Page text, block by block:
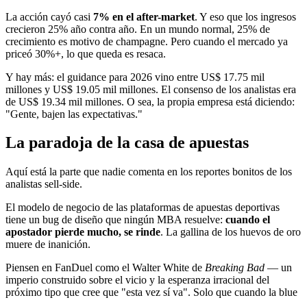
La acción cayó casi 7% en el after-market. Y eso que los ingresos
crecieron 25% año contra año. En un mundo normal, 25% de
crecimiento es motivo de champagne. Pero cuando el mercado ya
priceó 30%+, lo que queda es resaca.
Y hay más: el guidance para 2026 vino entre US$ 17.75 mil
millones y US$ 19.05 mil millones. El consenso de los analistas era
de US$ 19.34 mil millones. O sea, la propia empresa está diciendo:
"Gente, bajen las expectativas."
La paradoja de la casa de apuestas
Aquí está la parte que nadie comenta en los reportes bonitos de los
analistas sell-side.
El modelo de negocio de las plataformas de apuestas deportivas
tiene un bug de diseño que ningún MBA resuelve: cuando el
apostador pierde mucho, se rinde. La gallina de los huevos de oro
muere de inanición.
Piensen en FanDuel como el Walter White de Breaking Bad — un
imperio construido sobre el vicio y la esperanza irracional del
próximo tipo que cree que "esta vez sí va". Solo que cuando la blue